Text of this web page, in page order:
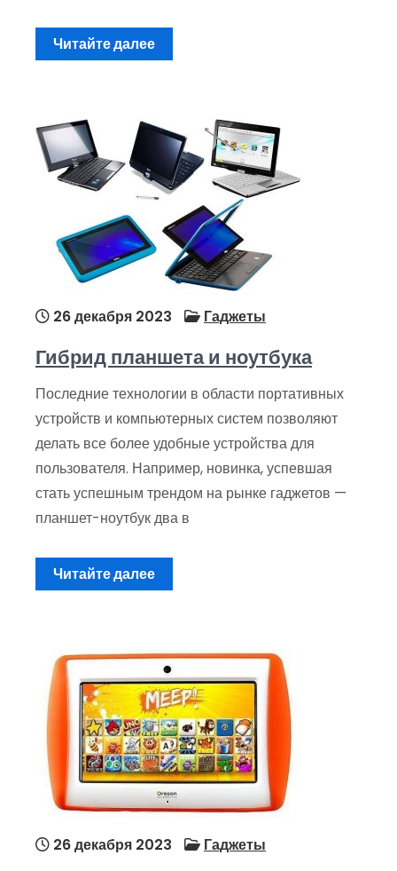
Читайте далее
26 декабря 2023 Гаджеты
Гибрид планшета и ноутбука
Последние технологии в области портативных
устройств и компьютерных систем позволяют
делать все более удобные устройства для
пользователя. Например, новинка, успевшая
стать успешным трендом на рынке гаджетов —
планшет-ноутбук два в
Читайте далее
26 декабря 2023 Гаджеты